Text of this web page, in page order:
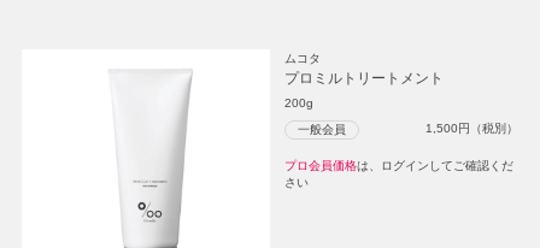
ムコタ
プロミルトリートメント
200g
一般会員 1,500円（税別）
プロ会員価格は、ログインしてご確認くだ
さい